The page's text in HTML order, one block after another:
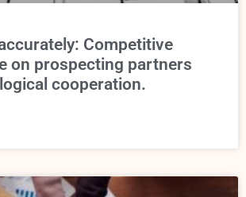
Competitive
on prospecting partners
cooperation.